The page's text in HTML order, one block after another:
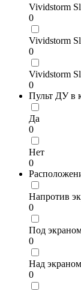
Vividstorm
0
Vividstorm
0
Vividstorm
0
Пульт ДУ в
Да
0
Нет
0
Напротив
0
Под
0
Над
0